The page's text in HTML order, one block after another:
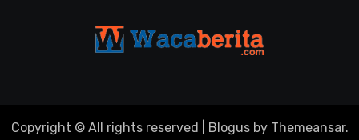
Copyright © All rights reserved Blogusby Themeansar.